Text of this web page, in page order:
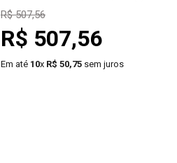
R$ 507,56
R$ 507,56
Em até 10x R$ 50,75 sem juros